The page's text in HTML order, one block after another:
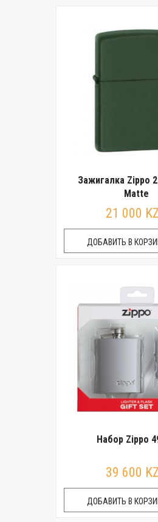
Зажигалка Zippo
Matte
21 000
ДОБАВИТЬ В
Набор Zippo
39 600
ДОБАВИТЬ В